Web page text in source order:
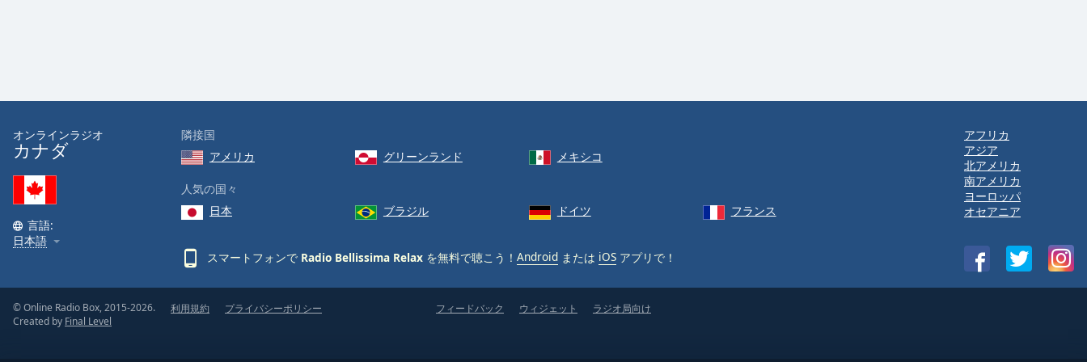
modal
window.
Beginning
Escape
will
cancel
オンラインラジオ
カナダ
言語:
日本語
隣接国
アメリカ
グリーンランド メキシコ
人気の国々
日本
ブラジル ドイツ フランス
スマートフォンで Radio Bellissima Relax を無料で聴こう！ Android または iOS アプリで！
アフリカ
アジア
北アメリカ
南アメリカ
ヨーロッパ
オセアニア
© Online Radio Box, 2015-2026.
Created by Final Level
利用規約 プライバシーポリシー フィードバック ウィジェット ラジオ局向け